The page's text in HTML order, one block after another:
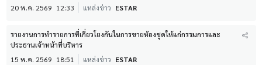
20 พ.ค. 2569 12:33 แหล่งข่าว ESTAR
รายงานการทำรายการที่เกี่ยวโยงกันในการขายห้องชุดให้แก่กรรมการและ
ประธานเจ้าหน้าที่บริหาร
15 พ.ค. 2569 18:51 แหล่งข่าว ESTAR